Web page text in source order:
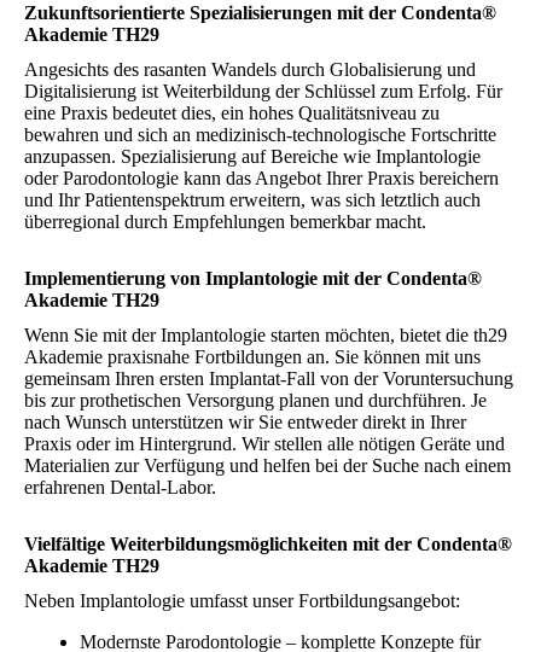
Zukunftsorientierte Spezialisierungen mit der Condenta®
Akademie TH29
Angesichts des rasanten Wandels durch Globalisierung und
Digitalisierung ist Weiterbildung der Schlüssel zum Erfolg. Für
eine Praxis bedeutet dies, ein hohes Qualitätsniveau zu
bewahren und sich an medizinisch-technologische Fortschritte
anzupassen. Spezialisierung auf Bereiche wie Implantologie
oder Parodontologie kann das Angebot Ihrer Praxis bereichern
und Ihr Patientenspektrum erweitern, was sich letztlich auch
überregional durch Empfehlungen bemerkbar macht.
Implementierung von Implantologie mit der Condenta®
Akademie TH29
Wenn Sie mit der Implantologie starten möchten, bietet die th29
Akademie praxisnahe Fortbildungen an. Sie können mit uns
gemeinsam Ihren ersten Implantat-Fall von der Voruntersuchung
bis zur prothetischen Versorgung planen und durchführen. Je
nach Wunsch unterstützen wir Sie entweder direkt in Ihrer
Praxis oder im Hintergrund. Wir stellen alle nötigen Geräte und
Materialien zur Verfügung und helfen bei der Suche nach einem
erfahrenen Dental-Labor.
Vielfältige Weiterbildungsmöglichkeiten mit der Condenta®
Akademie TH29
Neben Implantologie umfasst unser Fortbildungsangebot:
Modernste Parodontologie – komplette Konzepte für